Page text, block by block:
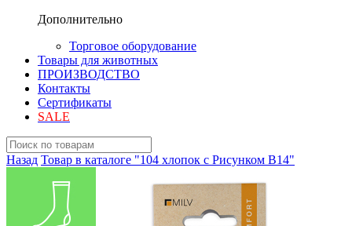
Дополнительно
Торговое оборудование
Товары для животных
ПРОИЗВОДСТВО
Контакты
Сертификаты
SALE
Назад Товар в каталоге "104 хлопок с Рисунком B14"